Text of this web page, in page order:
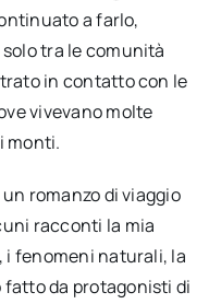
a farlo,
tra le comunità
in contatto con le
vivevano molte
monti.
romanzo di viaggio
racconti la mia
fenomeni naturali, la
da protagonisti di